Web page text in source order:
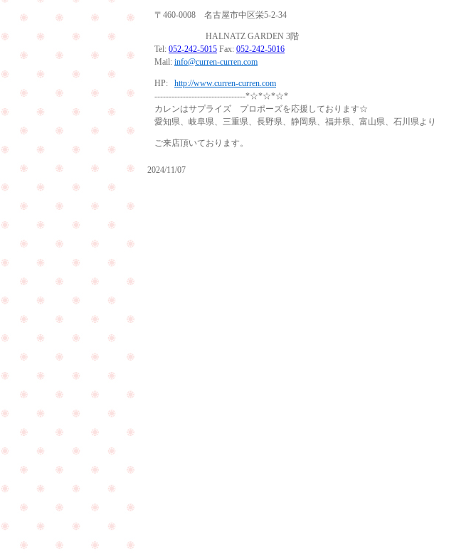
〒460-0008 名古屋市中区栄5-2-34
HALNATZ GARDEN 3階
Tel: 052-242-5015 Fax: 052-242-5016
Mail: info@curren-curren.com
HP: http://www.curren-curren.com
--------------------------------*☆*☆*☆*
カレンはサプライズ プロポーズを応援しております☆
愛知県、岐阜県、三重県、長野県、静岡県、福井県、富山県、石川県より
ご来店頂いております。
2024/11/07